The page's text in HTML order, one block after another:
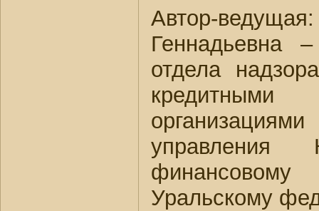
Автор-
Геннадьевна
отдела
Уральскому